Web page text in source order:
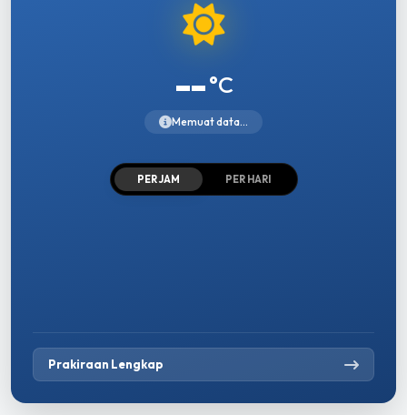
--°C
Memuat data...
PER JAM PER HARI
Prakiraan Lengkap